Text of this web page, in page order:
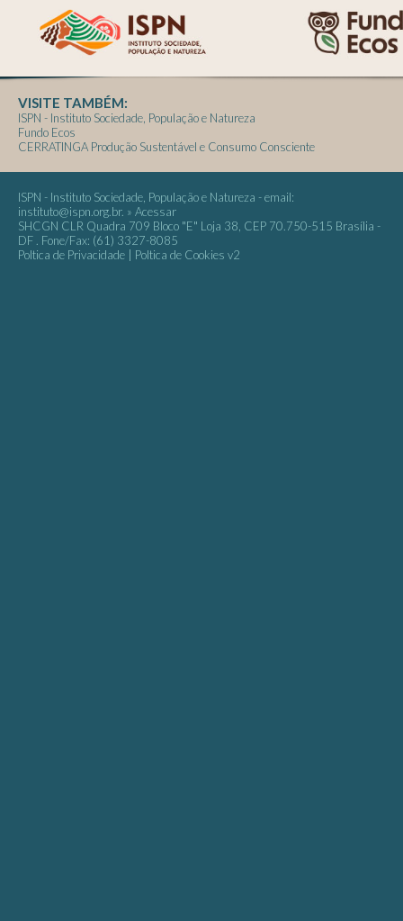
VISITE TAMBÉM:
ISPN - Instituto Sociedade, População e Natureza
Fundo Ecos
CERRATINGA Produção Sustentável e Consumo Consciente
ISPN - Instituto Sociedade, População e Natureza - email:
instituto@ispn.org.br. » Acessar
SHCGN CLR Quadra 709 Bloco "E" Loja 38, CEP 70.750-515 Brasília -
DF . Fone/Fax: (61) 3327-8085
Poltica de Privacidade
Poltica de Cookies v2